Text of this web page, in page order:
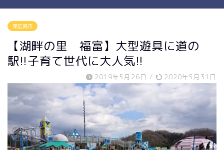
東広島市
【湖畔の里 福富】大型遊具に道の
駅!!子育て世代に大人気!!
2019年5月26日 / 2020年5月31日